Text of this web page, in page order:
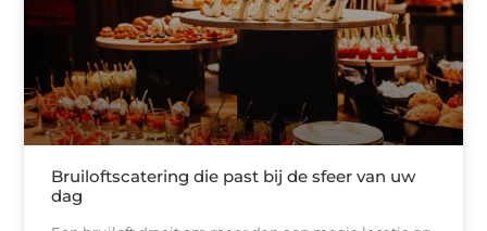
Bruiloftscatering die past bij de sfeer van uw
dag